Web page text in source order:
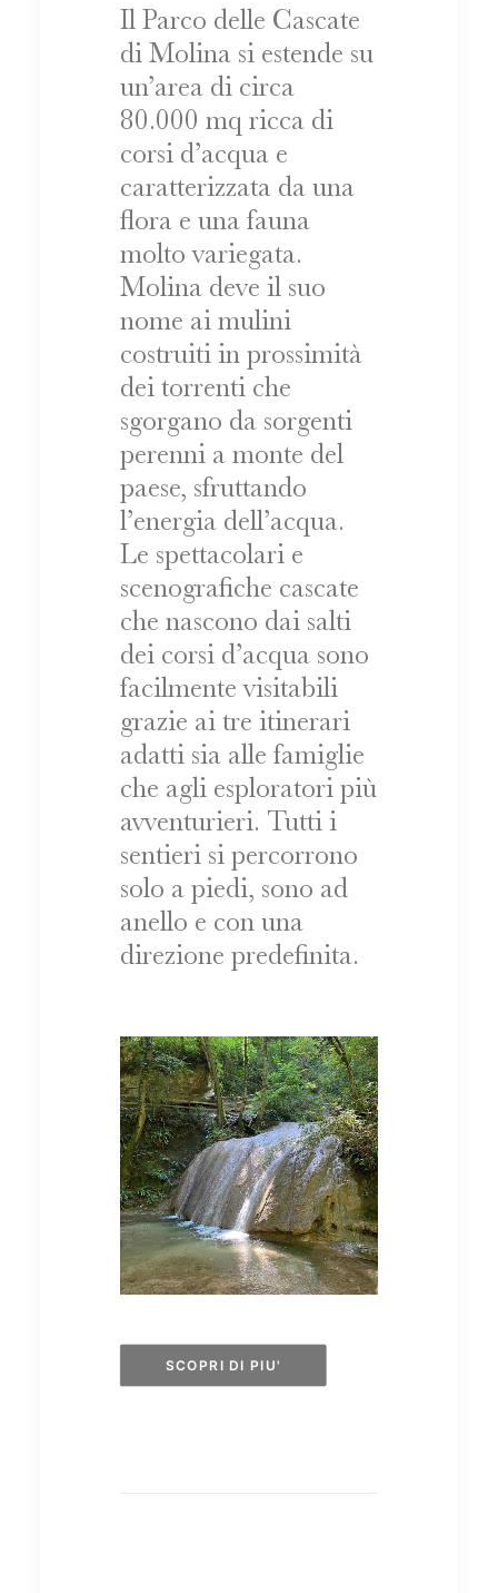
Il Parco delle Cascate
di Molina si estende su
un’area di circa
80.000 mq ricca di
corsi d’acqua e
caratterizzata da una
flora e una fauna
molto variegata.
Molina deve il suo
nome ai mulini
costruiti in prossimità
dei torrenti che
sgorgano da sorgenti
perenni a monte del
paese, sfruttando
l’energia dell’acqua.
Le spettacolari e
scenografiche cascate
che nascono dai salti
dei corsi d’acqua sono
facilmente visitabili
grazie ai tre itinerari
adatti sia alle famiglie
che agli esploratori più
avventurieri. Tutti i
sentieri si percorrono
solo a piedi, sono ad
anello e con una
direzione predefinita.
SCOPRI DI PIU'